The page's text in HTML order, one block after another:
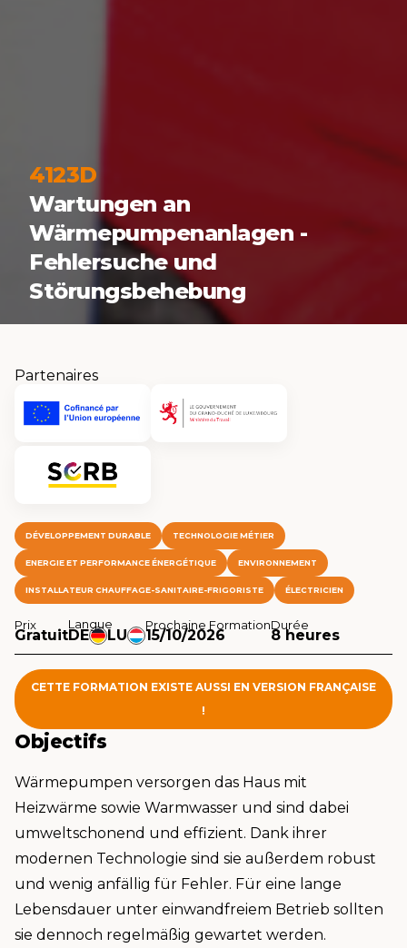
4123D
Wartungen an
Wärmepumpenanlagen -
Fehlersuche und
Störungsbehebung
Partenaires
DÉVELOPPEMENT DURABLE TECHNOLOGIE MÉTIER
ENERGIE ET PERFORMANCE ÉNERGÉTIQUE ENVIRONNEMENT
INSTALLATEUR CHAUFFAGE-SANITAIRE-FRIGORISTE ÉLECTRICIEN
Prix
Gratuit
Langue
DE LU
Prochaine Formation
15/10/2026
Durée
8 heures
CETTE FORMATION EXISTE AUSSI EN VERSION FRANÇAISE
!
Objectifs
Wärmepumpen versorgen das Haus mit
Heizwärme sowie Warmwasser und sind dabei
umweltschonend und effizient. Dank ihrer
modernen Technologie sind sie außerdem robust
und wenig anfällig für Fehler. Für eine lange
Lebensdauer unter einwandfreiem Betrieb sollten
sie dennoch regelmäßig gewartet werden.